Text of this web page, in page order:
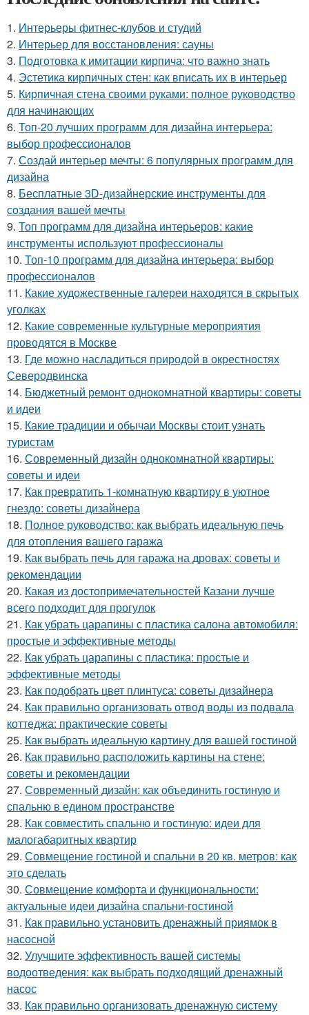
1. Интерьеры фитнес-клубов и студий
2. Интерьер для восстановления: сауны
3. Подготовка к имитации кирпича: что важно знать
4. Эстетика кирпичных стен: как вписать их в интерьер
5. Кирпичная стена своими руками: полное руководство
для начинающих
6. Топ-20 лучших программ для дизайна интерьера:
выбор профессионалов
7. Создай интерьер мечты: 6 популярных программ для
дизайна
8. Бесплатные 3D-дизайнерские инструменты для
создания вашей мечты
9. Топ программ для дизайна интерьеров: какие
инструменты используют профессионалы
10. Топ-10 программ для дизайна интерьера: выбор
профессионалов
11. Какие художественные галереи находятся в скрытых
уголках
12. Какие современные культурные мероприятия
проводятся в Москве
13. Где можно насладиться природой в окрестностях
Северодвинска
14. Бюджетный ремонт однокомнатной квартиры: советы
и идеи
15. Какие традиции и обычаи Москвы стоит узнать
туристам
16. Современный дизайн однокомнатной квартиры:
советы и идеи
17. Как превратить 1-комнатную квартиру в уютное
гнездо: советы дизайнера
18. Полное руководство: как выбрать идеальную печь
для отопления вашего гаража
19. Как выбрать печь для гаража на дровах: советы и
рекомендации
20. Какая из достопримечательностей Казани лучше
всего подходит для прогулок
21. Как убрать царапины с пластика салона автомобиля:
простые и эффективные методы
22. Как убрать царапины с пластика: простые и
эффективные методы
23. Как подобрать цвет плинтуса: советы дизайнера
24. Как правильно организовать отвод воды из подвала
коттеджа: практические советы
25. Как выбрать идеальную картину для вашей гостиной
26. Как правильно расположить картины на стене:
советы и рекомендации
27. Современный дизайн: как объединить гостиную и
спальню в едином пространстве
28. Как совместить спальню и гостиную: идеи для
малогабаритных квартир
29. Совмещение гостиной и спальни в 20 кв. метров: как
это сделать
30. Совмещение комфорта и функциональности:
актуальные идеи дизайна спальни-гостиной
31. Как правильно установить дренажный приямок в
насосной
32. Улучшите эффективность вашей системы
водоотведения: как выбрать подходящий дренажный
насос
33. Как правильно организовать дренажную систему